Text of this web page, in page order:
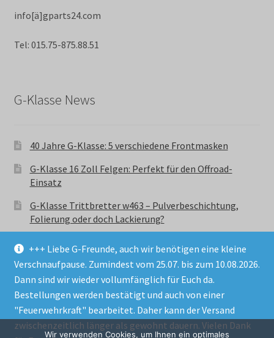
+++ Liebe G-Freunde, auch wir benötigen eine kleine
Verschnaufpause. Zumindest vom 25.07. bis zum 10.08.2026.
Dann sind wir wieder vollumfänglich für Euch da.
Bestellungen werden bestätigt und auch von einer
"Feuerwehrkraft" bearbeitet. Daher kann der Versand
zwischenzeitlich länger als gewohnt dauern. Vielen Dank
info[ä]gparts24.com
Tel: 015.75-875.88.51
G-Klasse News
40 Jahre G-Klasse: 5 verschiedene Frontmasken
G-Klasse 16 Zoll Felgen: Perfekt für den Offroad-
Einsatz
G-Klasse Trittbretter w463 – Pulverbeschichtung,
Folierung oder doch Lackierung?
© GParts24 - G-Klasse w463 Trittbretter, Felgen,
Ersatzteile & Zubebehör.
Datenschutzerklärung
Wir verwenden Cookies, um Ihnen ein optimales